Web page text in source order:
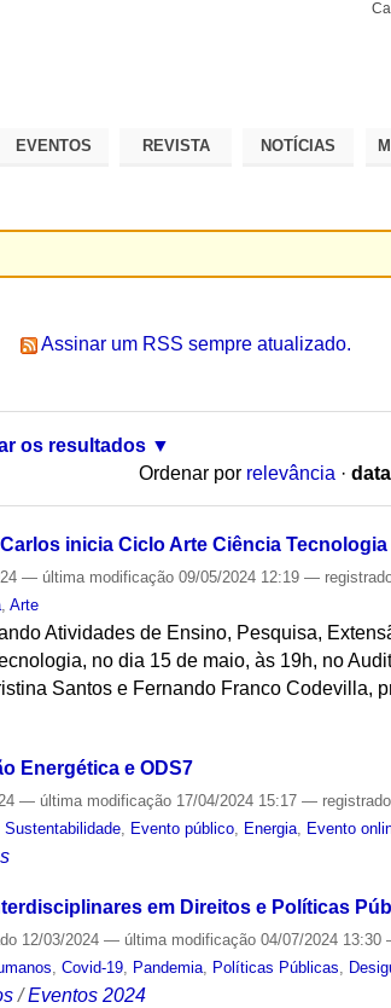
EVENTOS REVISTA NOTÍCIAS
Assinar um RSS sempre atualizado.
os resultados
Ordenar por relevância ·
inicia Ciclo Arte Ciência Tecnologia
— última modificação 09/05/2024 12:19—
,Arte
Atividades de Ensino, Pesquisa,
no dia 15 de maio, às 19h, no
Santos e Fernando Franco Codevilla,
Energética e ODS7
— última modificação 17/04/2024 15:17—
,Sustentabilidade Evento público Energia Evento
em Direitos e Políticas
12/03/2024— última modificação 04/07/2024 13:30
,Covid-19, Pandemia, Políticas Públicas,
/Eventos 2024